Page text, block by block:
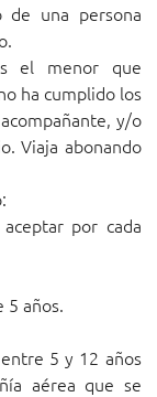
de una persona
el menor que
ha cumplido los
y/o
Viaja abonando
por cada
5 años.
entre 5 y 12 años
aérea que se